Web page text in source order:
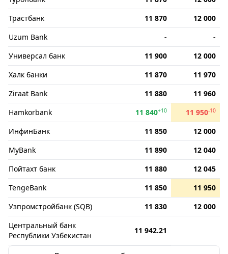
Трастбанк
11 870
12 000
Uzum Bank
-
-
Универсал банк
11 900
12 000
Халк банки
11 870
11 970
Ziraat Bank
11 880
11 960
Hamkorbank
11 840+10 11 950-10
ИнфинБанк 11 850
12 000
MyBank
11 890
12 040
Пойтахт банк
11 880
12 045
TengeBank
11 850
11 950
Узпромстройбанк (SQB)
11 830
12 000
Центральный банк
Республики Узбекистан
11 942.21